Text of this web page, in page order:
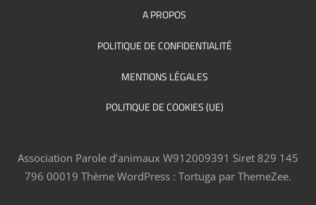
A PROPOS
POLITIQUE DE CONFIDENTIALITÉ
MENTIONS LÉGALES
POLITIQUE DE COOKIES (UE)
Association Parole d’animaux W912009391 Siret 829 145
796 00019 Thème WordPress : Tortuga par ThemeZee.